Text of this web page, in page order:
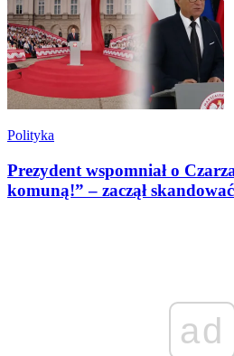
Polityka
Prezydent wspomniał o
komuną!” – zaczął
ad